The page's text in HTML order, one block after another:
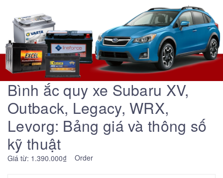
Bình ắc quy xe Subaru XV,
Outback, Legacy, WRX,
Levorg: Bảng giá và thông số
kỹ thuật
Giá từ: 1.390.000₫ Order